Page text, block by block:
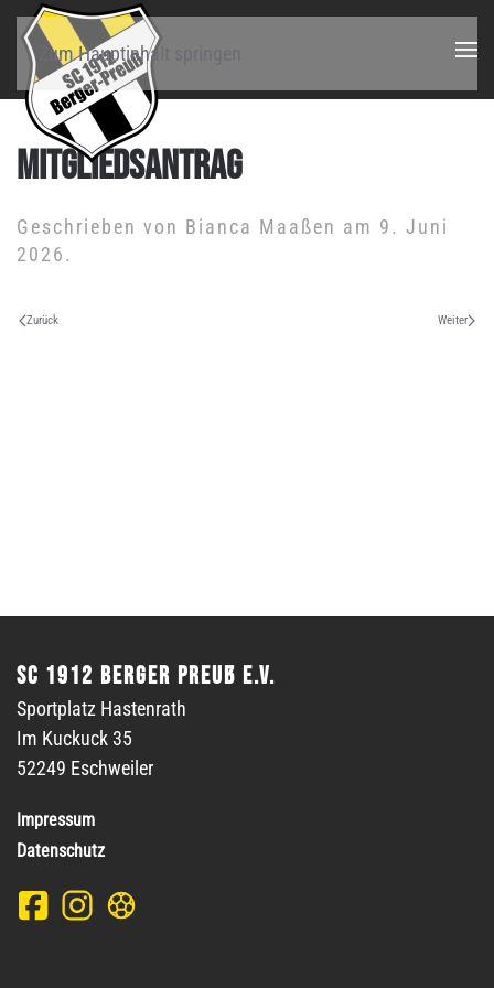
Zum Hauptinhalt springen
MITGLIEDSANTRAG
Geschrieben von Bianca Maaßen am 9. Juni
2026.
Zurück Weiter
SC 1912 Berger Preuß e.V.
Sportplatz Hastenrath
Im Kuckuck 35
52249 Eschweiler
Impressum
Datenschutz